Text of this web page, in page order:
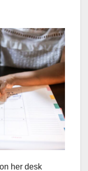
her desk